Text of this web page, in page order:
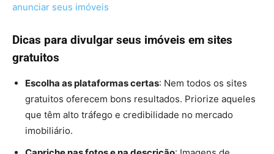
anunciar seus imóveis
Dicas para divulgar seus imóveis em sites
gratuitos
Escolha as plataformas certas: Nem todos os sites
gratuitos oferecem bons resultados. Priorize aqueles
que têm alto tráfego e credibilidade no mercado
imobiliário.